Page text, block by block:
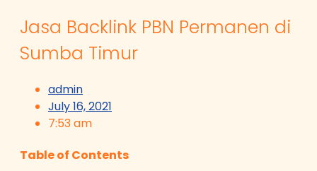
Jasa Backlink PBN Permanen di
Sumba Timur
admin
July 16, 2021
7:53 am
Table of Contents